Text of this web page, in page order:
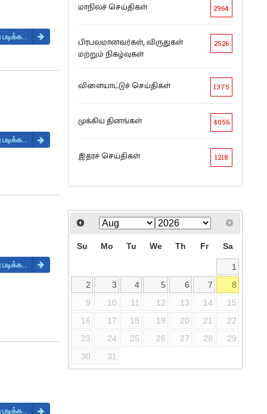
படிக்க..
படிக்க..
படிக்க..
படிக்க..
மாநிலச் செய்திகள் 2964
பிரபலமானவர்கள், விருதுகள்
மற்றும் நிகழ்வுகள்
2526
விளையாட்டுச் செய்திகள் 1375
முக்கிய தினங்கள் 4056
இதரச் செய்திகள் 1218
Su Mo Tu We Th Fr Sa
1
2
3 4 5 6 7
8
9
10 11 12 13 14
15
16
17 18 19 20 21
22
23
24 25 26 27 28
29
30
31